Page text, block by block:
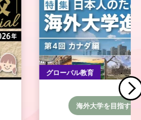
特集記事・コラム
幼稚園・プレスクー